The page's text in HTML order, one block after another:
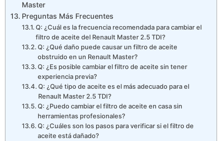
Master
Preguntas Más Frecuentes
Q: ¿Cuál es la frecuencia recomendada para cambiar el
filtro de aceite del Renault Master 2.5 TDI?
Q: ¿Qué daño puede causar un filtro de aceite
obstruido en un Renault Master?
Q: ¿Es posible cambiar el filtro de aceite sin tener
experiencia previa?
Q: ¿Qué tipo de aceite es el más adecuado para el
Renault Master 2.5 TDI?
Q: ¿Puedo cambiar el filtro de aceite en casa sin
herramientas profesionales?
Q: ¿Cuáles son los pasos para verificar si el filtro de
aceite está dañado?